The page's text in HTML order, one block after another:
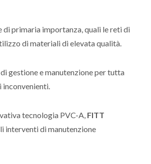
di primaria importanza, quali le reti di
di materiali di elevata qualità.
gestione e manutenzione per tutta
inconvenienti.
tecnologia PVC-A, FITT
interventi di manutenzione